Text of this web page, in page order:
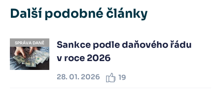
Další podobné články
SPRÁVA DANĚ
Sankce podle daňového řádu
v roce 2026
28. 01. 2026 19